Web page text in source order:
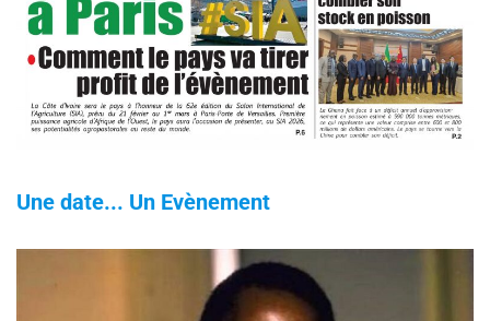
Une date... Un Evènement